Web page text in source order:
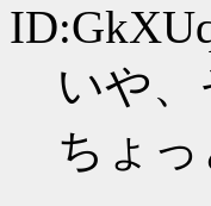
いや
ちょっ